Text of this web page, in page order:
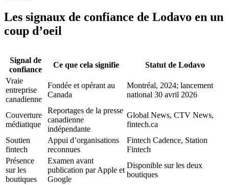
Les signaux de confiance de Lodavo en un
coup d’oeil
Signal de
confiance
Ce que cela signifie
Statut de Lodavo
Vraie
entreprise
canadienne
Fondée et opérant au
Canada
Montréal, 2024; lancement
national 30 avril 2026
Couverture
médiatique
Reportages de la presse
canadienne
indépendante
Global News, CTV News,
fintech.ca
Soutien
fintech
Appui d’organisations
reconnues
Fintech Cadence, Station
Fintech
Présence
sur les
boutiques
Examen avant
publication par Apple et
Google
Disponible sur les deux
boutiques